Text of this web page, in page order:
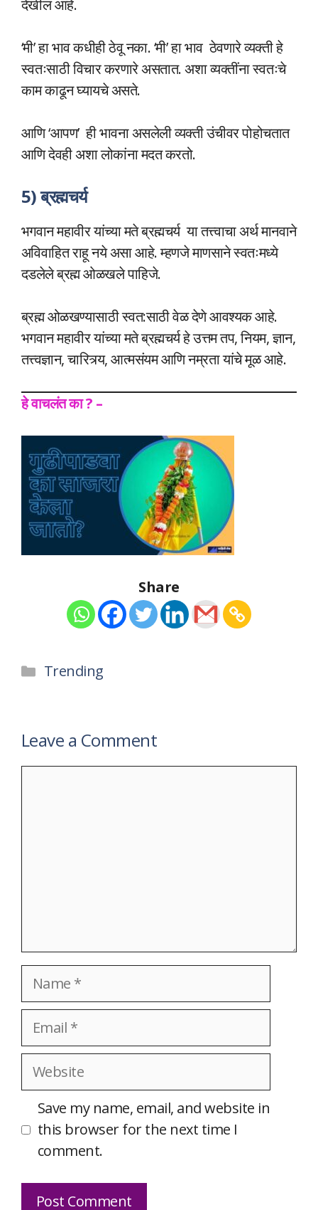
देखील आहे.
‘मी’ हा भाव कधीही ठेवू नका. ‘मी’ हा भाव ठेवणारे व्यक्ती हे
स्वतःसाठी विचार करणारे असतात. अशा व्यक्तींना स्वतःचे
काम काढून घ्यायचे असते.
आणि ‘आपण’ ही भावना असलेली व्यक्ती उंचीवर पोहोचतात
आणि देवही अशा लोकांना मदत करतो.
5) ब्रह्मचर्य
भगवान महावीर यांच्या मते ब्रह्मचर्य या तत्त्वाचा अर्थ मानवाने
अविवाहित राहू नये असा आहे. म्हणजे माणसाने स्वतःमध्ये
दडलेले ब्रह्म ओळखले पाहिजे.
ब्रह्म ओळखण्यासाठी स्वत:साठी वेळ देणे आवश्यक आहे.
भगवान महावीर यांच्या मते ब्रह्मचर्य हे उत्तम तप, नियम, ज्ञान,
तत्त्वज्ञान, चारित्र्य, आत्मसंयम आणि नम्रता यांचे मूळ आहे.
हे वाचलंत का ? –
Share
Categories
Trending
Leave a Comment
Name
Email
Website
Save my name, email, and website in
this browser for the next time I
comment.